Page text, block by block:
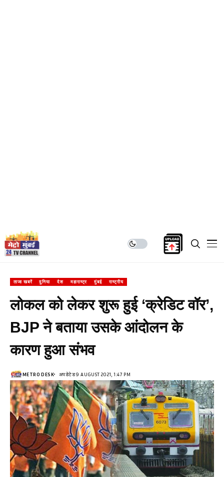
ताजा खबरें दुनिया देश महाराष्ट्र मुंबई राष्ट्रीय
लोकल को लेकर शुरू हुई ‘क्रेडिट वॉर’,
BJP ने बताया उसके आंदोलन के
कारण हुआ संभव
METRO DESK अपडेटेड 9 AUGUST 2021, 1:47 PM